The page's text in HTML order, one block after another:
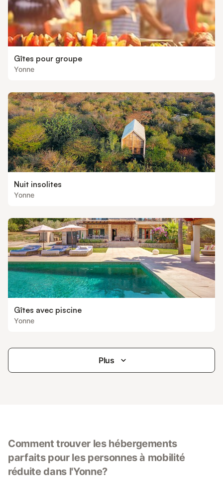
Gîtes pour groupe
Yonne
Nuit insolites
Yonne
Gîtes avec piscine
Yonne
Plus
Comment trouver les hébergements
parfaits pour les personnes à mobilité
réduite dans l'Yonne?